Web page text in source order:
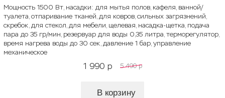
Мощность 1500 Вт, насадки: для мытья полов, кафеля, ванной/
туалета, отпаривание тканей, для ковров, сильных загрязнений,
скребок, для стекол, для мебели, щелевая, насадка-щетка, подача
пара до 35 гр/мин, резервуар для воды 0,35 литра, терморегулятор,
время нагрева воды до 30 сек, давление 1 бар, управление
механическое
1 990 p 5 490 p
В корзину